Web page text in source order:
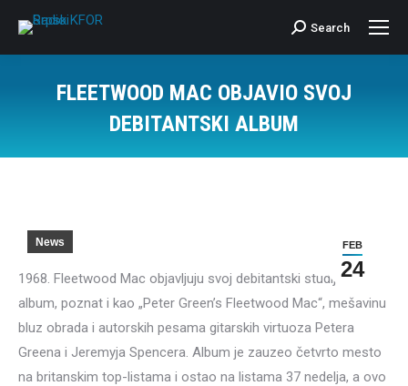
Search:
Search
FLEETWOOD MAC OBJAVIO SVOJ
DEBITANTSKI ALBUM
FEB
24
News
1968. Fleetwood Mac objavljuju svoj debitantski studijski
album, poznat i kao „Peter Green’s Fleetwood Mac“, mešavinu
bluz obrada i autorskih pesama gitarskih virtuoza Petera
Greena i Jeremyja Spencera. Album je zauzeo četvrto mesto
na britanskim top-listama i ostao na listama 37 nedelja, a ovo